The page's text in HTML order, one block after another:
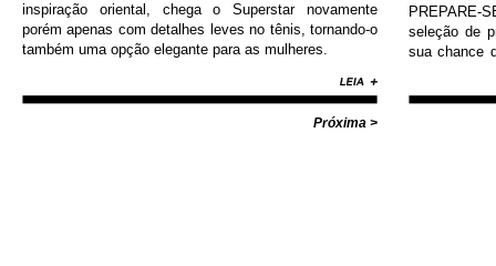
inspiração oriental, chega o Superstar novamente
porém apenas com detalhes leves no tênis, tornando-o
também uma opção elegante para as mulheres.
Próxima >
PREPARE-
seleção de
sua chance
Diamond,